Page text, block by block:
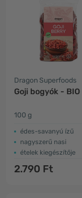
Dragon Superfoods
Goji bogyók - BIO
100 g
édes-savanyú ízű
nagyszerű nasi
ételek kiegészítője
2.790 Ft